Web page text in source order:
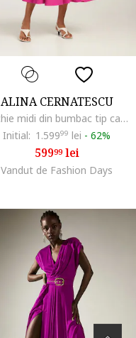
ALINA CERNATESCU
Rochie midi din bumbac tip camasa cu maneci scurte Oman
Initial: 1.59999 lei - 62%
59999lei
Vandut de Fashion Days